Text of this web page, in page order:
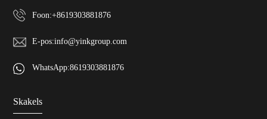
Foon:+8619303881876
E-pos:info@yinkgroup.com
WhatsApp:8619303881876
Skakels